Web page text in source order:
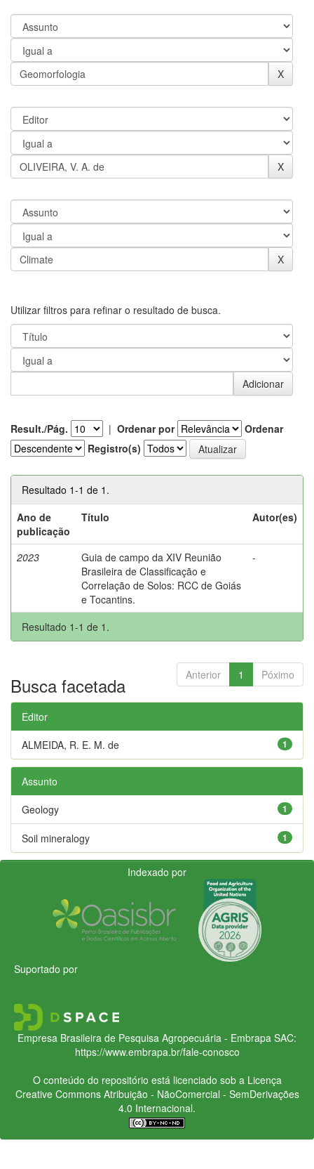
Utilizar filtros para refinar o resultado de busca.
Result./Pág. | Ordenar por
Ordenar
Registro(s)
Resultado 1-1 de 1.
Ano de
publicação
Título Autor(es)
2023
Guia de campo da XIV Reunião
Brasileira de Classificação e
Correlação de Solos: RCC de Goiás
e Tocantins.
-
Resultado 1-1 de 1.
Anterior 1 Póximo
Busca facetada
Editor
1
ALMEIDA, R. E. M. de
Assunto
1
Geology
1
Soil mineralogy
Indexado por
Suportado por
Empresa Brasileira de Pesquisa Agropecuária - Embrapa SAC:
https://www.embrapa.br/fale-conosco
O conteúdo do repositório está licenciado sob a Licença
Creative CommonsAtribuição - NãoComercial - SemDerivações
4.0 Internacional.